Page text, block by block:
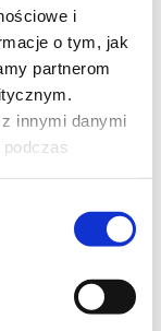
i
o tym, jak
partnerom
innymi danymi
Music &
dancehall i szeroko